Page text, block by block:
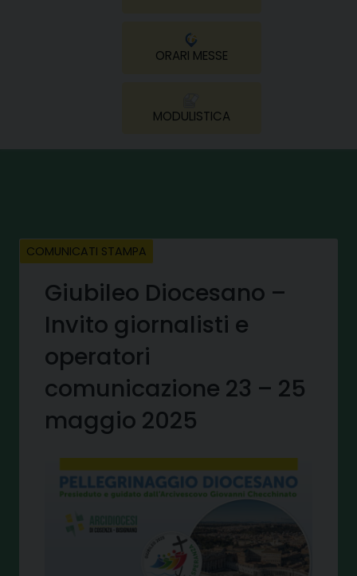
ORARI MESSE
MODULISTICA
COMUNICATI STAMPA
Giubileo Diocesano –
Invito giornalisti e
operatori
comunicazione 23 – 25
maggio 2025